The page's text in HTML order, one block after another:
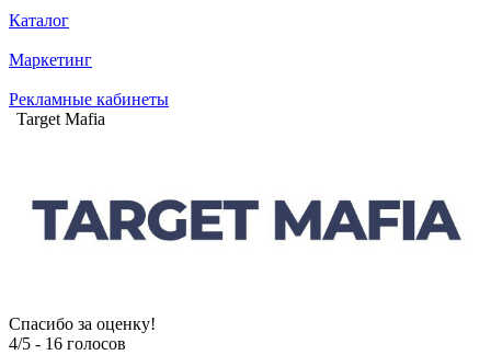
Каталог
Маркетинг
Рекламные кабинеты
Target Mafia
Спасибо за оценку!
4/5 - 16 голосов